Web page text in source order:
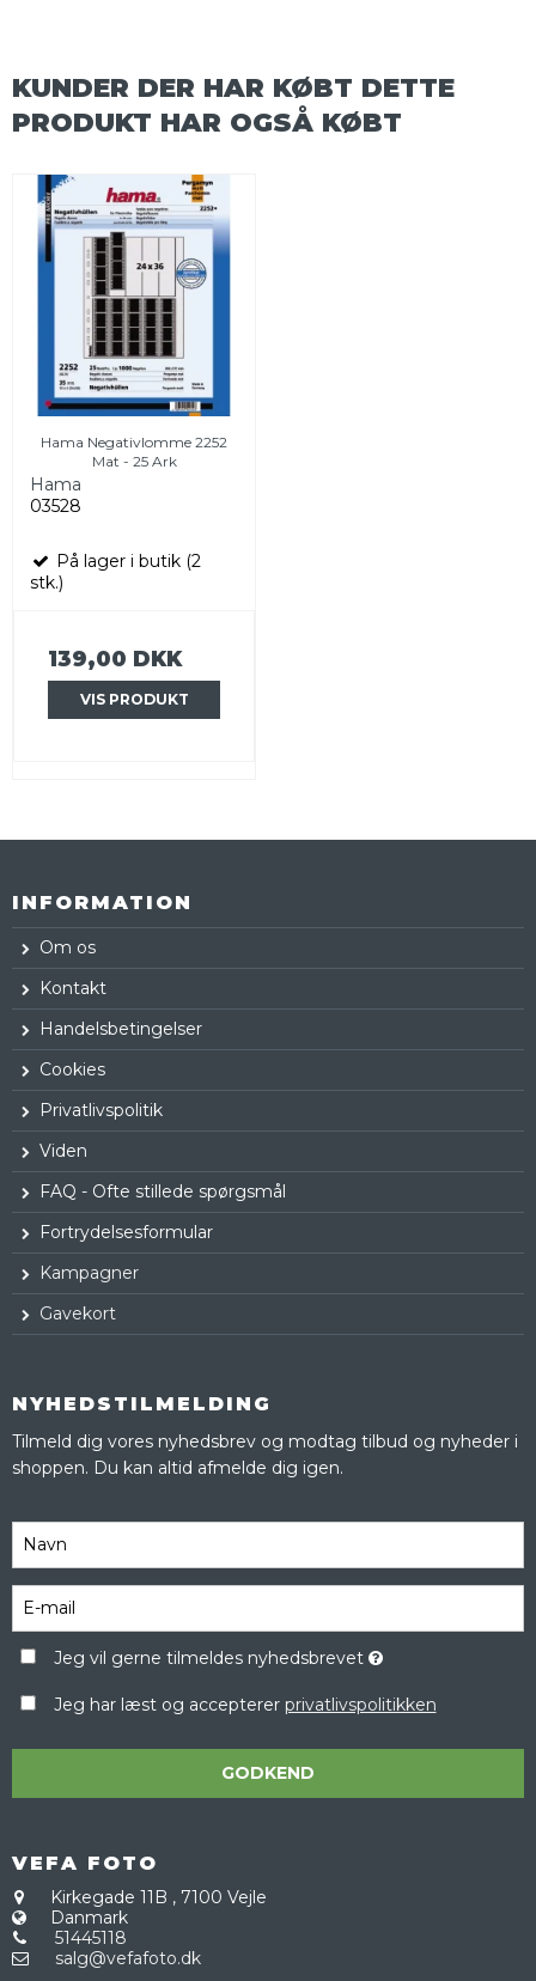
KUNDER DER HAR KØBT DETTE
PRODUKT HAR OGSÅ KØBT
Hama Negativlomme 2252
Mat - 25 Ark
Hama
03528
På lager i butik (2
stk.)
139,00 DKK
VIS PRODUKT
INFORMATION
Om os
Kontakt
Handelsbetingelser
Cookies
Privatlivspolitik
Viden
FAQ - Ofte stillede spørgsmål
Fortrydelsesformular
Kampagner
Gavekort
NYHEDSTILMELDING
Tilmeld dig vores nyhedsbrev og modtag tilbud og nyheder i
shoppen. Du kan altid afmelde dig igen.
Jeg vil gerne tilmeldes nyhedsbrevet
Jeg har læst og accepterer privatlivspolitikken
GODKEND
VEFA FOTO
Kirkegade 11B , 7100 Vejle
Danmark
51445118
salg@vefafoto.dk